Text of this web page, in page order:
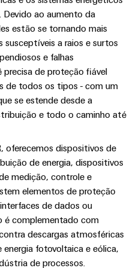
Devido ao aumento da
estão se tornando mais
susceptíveis a raios e surtos
e falhas
precisa de proteção fiável
de todos os tipos - com um
se estende desde a
e todo o caminho até
oferecemos dispositivos de
de energia, dispositivos
medição, controle e
elementos de proteção
de dados ou
é complementado com
descargas atmosféricas
energia fotovoltaica e eólica,
de processos.